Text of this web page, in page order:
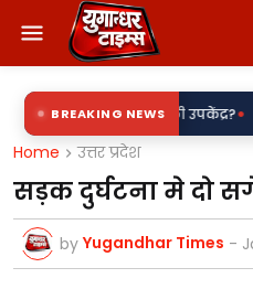
BREAKING NEWS
पडरौना बिजली उपकेंद्र?• नाम में खेल
Home उत्तर प्रदेश
सड़क दुर्घटना मे दो
by Yugandhar Times -